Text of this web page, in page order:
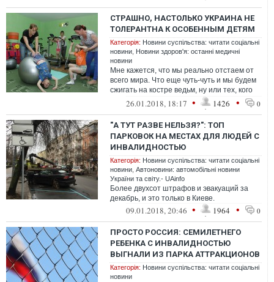
СТРАШНО, НАСТОЛЬКО УКРАИНА НЕ
ТОЛЕРАНТНА К ОСОБЕННЫМ ДЕТЯМ
Категорія: Новини суспільства: читати соціальні
новини Новини здоров'я: останні медичні
новини
Мне кажется, что мы реально отстаем от
всего мира. Что еще чуть-чуть и мы будем
сжигать на костре ведьм, ну или тех, кого
мы таковыми считаем.
26.01.2018, 18:17 • 1426 • 0
"А ТУТ РАЗВЕ НЕЛЬЗЯ?": ТОП
ПАРКОВОК НА МЕСТАХ ДЛЯ ЛЮДЕЙ С
ИНВАЛИДНОСТЬЮ
Категорія: Новини суспільства: читати соціальні
новини Автоновини: автомобільні новини
України та світу.- UAinfo
Более двухсот штрафов и эвакуаций за
декабрь, и это только в Киеве.
09.01.2018, 20:46 • 1964 • 0
ПРОСТО РОССИЯ: СЕМИЛЕТНЕГО
РЕБЕНКА С ИНВАЛИДНОСТЬЮ
ВЫГНАЛИ ИЗ ПАРКА АТТРАКЦИОНОВ
Категорія: Новини суспільства: читати соціальні
новини